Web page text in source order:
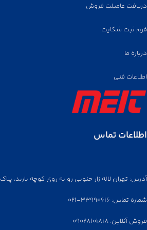
می‌گردد.
دریافت عامیلت فروش
فرم ثبت شکایت
درباره ما
اطلاعات فنی
اطلاعات تماس
آدرس: تهران لاله زار جنوبی رو به روی کوچه باربد، پلاک ۱۴۱
شماره تماس: ۳۳۹۹۰۶۱۶-۰۲۱
فروش آنلاین: ۰۹۰۲۸۱۰۱۸۱۸